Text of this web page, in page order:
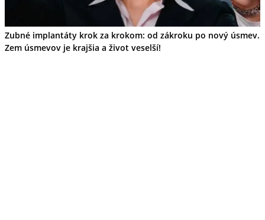
Zubné implantáty krok za krokom: od zákroku po nový úsmev.
Zem úsmevov je krajšia a život veselší!